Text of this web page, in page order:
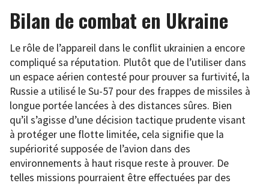
Bilan de combat en Ukraine
Le rôle de l’appareil dans le conflit ukrainien a encore
compliqué sa réputation. Plutôt que de l’utiliser dans
un espace aérien contesté pour prouver sa furtivité, la
Russie a utilisé le Su-57 pour des frappes de missiles à
longue portée lancées à des distances sûres. Bien
qu’il s’agisse d’une décision tactique prudente visant
à protéger une flotte limitée, cela signifie que la
supériorité supposée de l’avion dans des
environnements à haut risque reste à prouver. De
telles missions pourraient être effectuées par des